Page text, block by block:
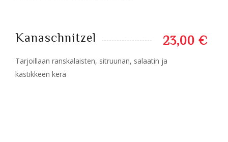
Kanaschnitzel 23,00 €
Tarjoillaan ranskalaisten, sitruunan, salaatin ja
kastikkeen kera